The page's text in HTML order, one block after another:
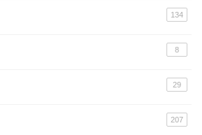
134
8
29
207